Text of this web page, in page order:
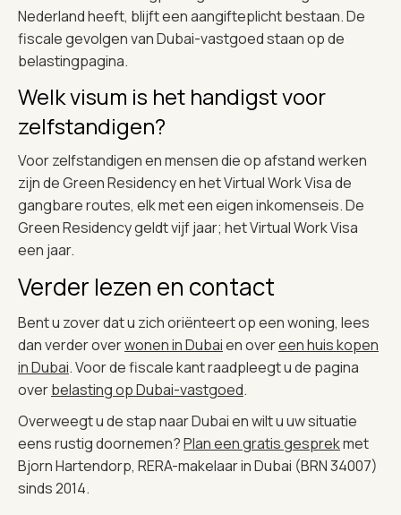
Nederland heeft, blijft een aangifteplicht bestaan. De
fiscale gevolgen van Dubai-vastgoed staan op de
belastingpagina.
Welk visum is het handigst voor
zelfstandigen?
Voor zelfstandigen en mensen die op afstand werken
zijn de Green Residency en het Virtual Work Visa de
gangbare routes, elk met een eigen inkomenseis. De
Green Residency geldt vijf jaar; het Virtual Work Visa
een jaar.
Verder lezen en contact
Bent u zover dat u zich oriënteert op een woning, lees
dan verder overwonen in Dubaien overeen huis kopen
in Dubai. Voor de fiscale kant raadpleegt u de pagina
overbelasting op Dubai-vastgoed.
Overweegt u de stap naar Dubai en wilt u uw situatie
eens rustig doornemen?Plan een gratis gesprekmet
Bjorn Hartendorp, RERA-makelaar in Dubai (BRN 34007)
sinds 2014.